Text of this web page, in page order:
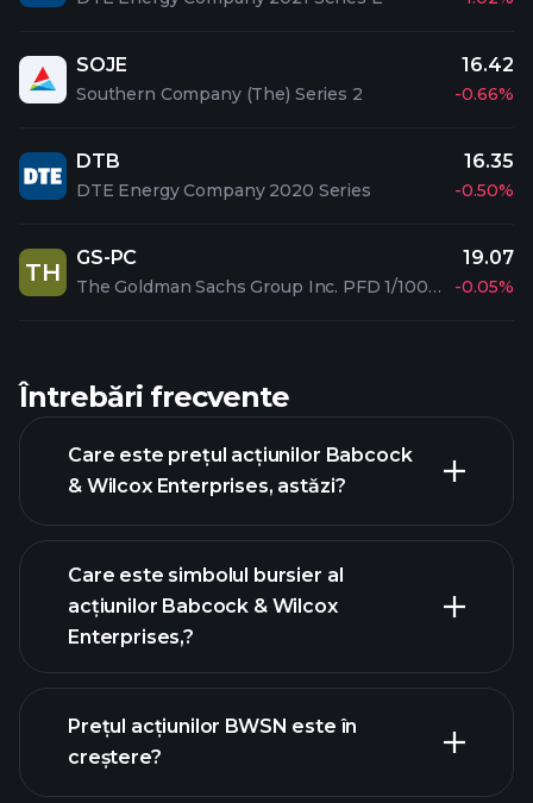
SOJE
Southern Company (The) Series 2
16.42
-0.66%
DTB
DTE Energy Company 2020 Series
16.35
-0.50%
TH
GS-PC
The Goldman Sachs Group Inc. PFD 1/1000 C
19.07
-0.05%
Întrebări frecvente
Care este prețul acțiunilor Babcock
& Wilcox Enterprises, astăzi?
graficul avansat
Care este simbolul bursier al
acțiunilor Babcock & Wilcox
Enterprises,?
Prețul acțiunilor BWSN este în
creștere?